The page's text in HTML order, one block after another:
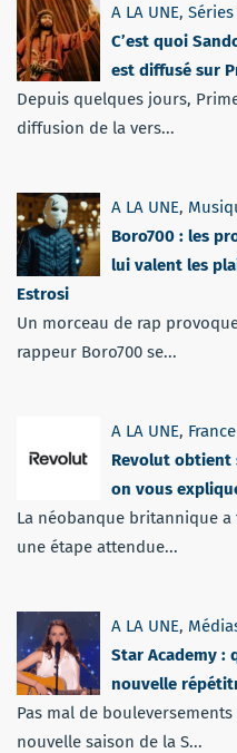
A LA UNE, Séries
C’est quoi
est diffusé sur
Depuis quelques jours,
diffusion de la vers...
A LA UNE,
Boro700 : les
lui valent les
Estrosi
Un morceau de rap
rappeur Boro700 se...
A LA UNE, France
Revolut obtient
on vous
La néobanque britannique a
une étape attendue...
A LA UNE,
Star Academy :
nouvelle
Pas mal de
nouvelle saison de la S...